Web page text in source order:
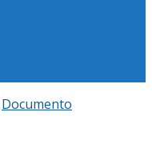
Documento